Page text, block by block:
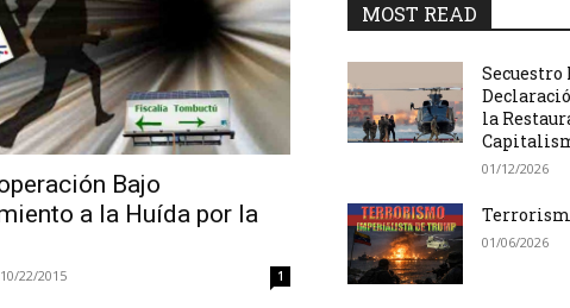
Bajo
a la Huída por la
10/22/2015 1
MOST READ
Secuestro
la
01/12/2026
01/06/2026